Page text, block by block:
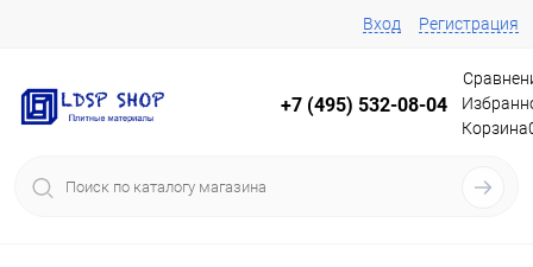
Вход Регистрация
+7 (495) 532-08-04
Корзина